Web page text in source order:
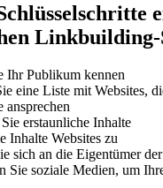
Linkbuilding-
Ihr Publikum kennen
eine Liste mit Websites,
ansprechen
erstaunliche Inhalte
Inhalte Websites zu
sich an die Eigentümer
Sie soziale Medien, um